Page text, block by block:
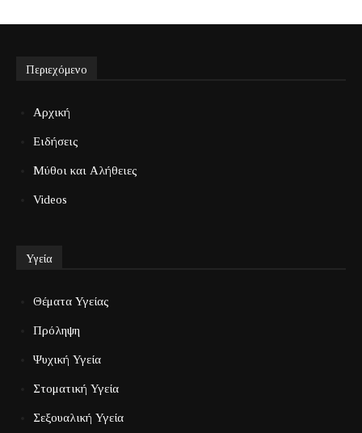
Περιεχόμενο
Αρχική
Ειδήσεις
Μύθοι και Αλήθειες
Videos
Υγεία
Θέματα Υγείας
Πρόληψη
Ψυχική Υγεία
Στοματική Υγεία
Σεξουαλική Υγεία